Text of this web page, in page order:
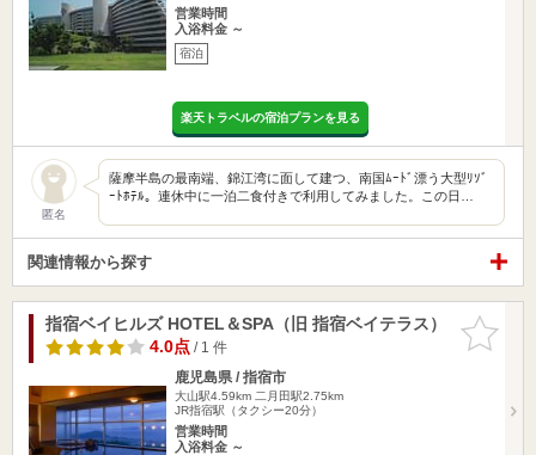
営業時間
入浴料金 ～
宿泊
楽天トラベルの宿泊プランを見る
匿名
薩摩半島の最南端、錦江湾に面して建つ、南国ﾑｰﾄﾞ漂う大型ﾘｿﾞ
ｰﾄﾎﾃﾙ。連休中に一泊二食付きで利用してみました。この日…
関連情報から探す
お気に入
りに追加
指宿ベイヒルズ HOTEL＆SPA（旧 指宿ベイテラス）
4.0点/ 1 件
鹿児島県 / 指宿市
大山駅4.59km 二月田駅2.75km
JR指宿駅（タクシー20分）
営業時間
入浴料金 ～